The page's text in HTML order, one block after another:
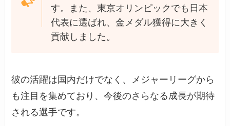
す。また、東京オリンピックでも日本
代表に選ばれ、金メダル獲得に大きく
貢献しました。
彼の活躍は国内だけでなく、メジャーリーグから
も注目を集めており、今後のさらなる成長が期待
される選手です。